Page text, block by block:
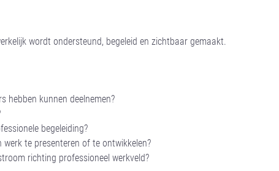
wordt ondersteund, begeleid en zichtbaar gemaakt.
hebben kunnen deelnemen?
begeleiding?
te presenteren of te ontwikkelen?
richting professioneel werkveld?